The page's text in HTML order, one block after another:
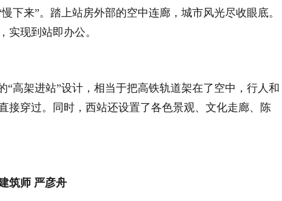
下来”。踏上站房外部的空中连廊，城市风光尽收眼底。
实现到站即办公。
“高架进站”设计，相当于把高铁轨道架在了空中，行人和
接穿过。同时，西站还设置了各色景观、文化走廊、陈
筑师 严彦舟